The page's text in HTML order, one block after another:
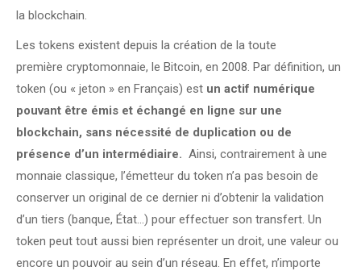
la blockchain.
Les tokens existent depuis la création de la toute
première cryptomonnaie, le Bitcoin, en 2008. Par définition, un
token (ou « jeton » en Français) est un actif numérique
pouvant être émis et échangé en ligne sur une
blockchain, sans nécessité de duplication ou de
présence d’un intermédiaire. Ainsi, contrairement à une
monnaie classique, l’émetteur du token n’a pas besoin de
conserver un original de ce dernier ni d’obtenir la validation
d’un tiers (banque, État…) pour effectuer son transfert. Un
token peut tout aussi bien représenter un droit, une valeur ou
encore un pouvoir au sein d’un réseau. En effet, n’importe